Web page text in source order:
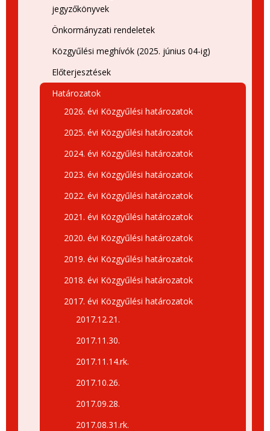
jegyzőkönyvek
Önkormányzati rendeletek
Közgyűlési meghívók (2025. június 04-ig)
Előterjesztések
Határozatok
2026. évi Közgyűlési határozatok
2025. évi Közgyűlési határozatok
2024. évi Közgyűlési határozatok
2023. évi Közgyűlési határozatok
2022. évi Közgyűlési határozatok
2021. évi Közgyűlési határozatok
2020. évi Közgyűlési határozatok
2019. évi Közgyűlési határozatok
2018. évi Közgyűlési határozatok
2017. évi Közgyűlési határozatok
2017.12.21.
2017.11.30.
2017.11.14.rk.
2017.10.26.
2017.09.28.
2017.08.31.rk.